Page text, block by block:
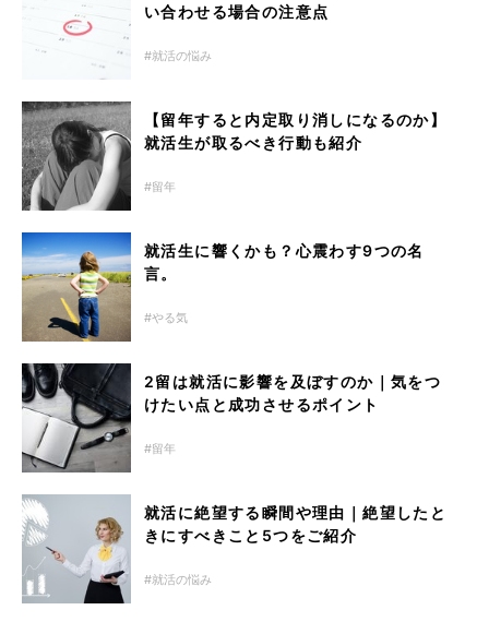
い合わせる場合の注意点
就活の悩み
【留年すると内定取り消しになるのか】
就活生が取るべき行動も紹介
留年
就活生に響くかも？心震わす9つの名
言。
やる気
2留は就活に影響を及ぼすのか｜気をつ
けたい点と成功させるポイント
留年
就活に絶望する瞬間や理由｜絶望したと
きにすべきこと5つをご紹介
就活の悩み